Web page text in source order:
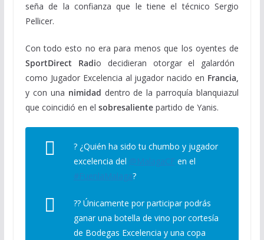
seña de la confianza que le tiene el técnico Sergio
Pellicer.
Con todo esto no era para menos que los oyentes de
SportDirect Radio decidieran otorgar el galardón
como Jugador Excelencia al jugador nacido en Francia,
y con una nimidad dentro de la parroquía blanquiazul
que coincidió en el sobresalientepartido de Yanis.
? ¿Quién ha sido tu chumbo y jugador
excelencia del @MalagaCF en el
#FuenlaMalaga?
?? Únicamente por participar podrás
ganar una botella de vino por cortesía
de Bodegas Excelencia y una copa